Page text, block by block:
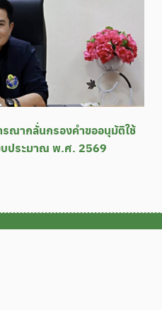
ณากลั่นกรองคำขออนุมัติใช้
บประมาณ พ.ศ. 2569